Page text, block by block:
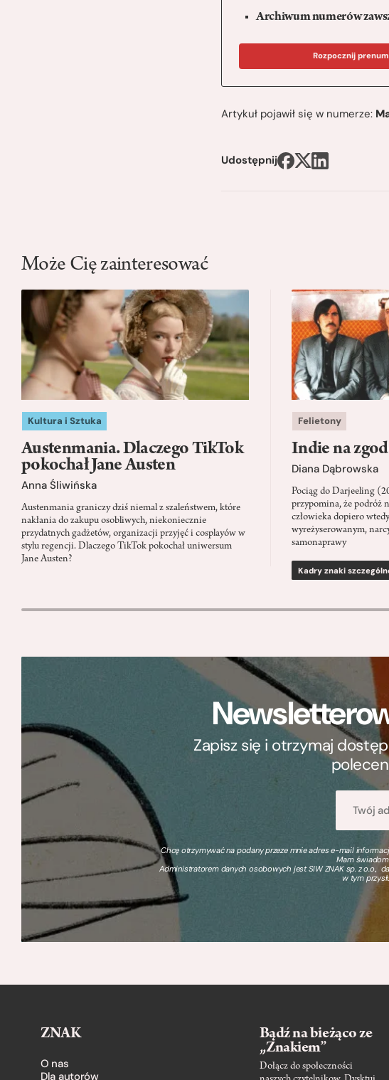
Archiwum numerów
Rozpocznij
Artykuł pojawił się w numerze:
Udostępnij
Może Cię zainteresować
Kultura i Sztuka
Austenmania. Dlaczego TikTok
pokochał Jane Austen
Anna Śliwińska
Austenmania graniczy dziś niemal z szaleństwem, które
nakłania do zakupu osobliwych, niekoniecznie
przydatnych gadżetów, organizacji przyjęć i cosplayów w
stylu regencji. Dlaczego TikTok pokochał uniwersum
Jane Austen?
Felietony
Indie na
Diana Dąbrowska
Pociąg do Darjeeling
przypomina, że podróż
człowieka dopiero
wyreżyserowanym,
samonaprawy
Kadry znaki
Zapisz się i otrzymaj
Chcę otrzymywać na podany przeze mnie adres e-mail
Mam
Administratorem danych osobowych jest SIW ZNAK sp. z o.o.,
w tym
ZNAK
O nas
Dla autorów
Bądź na bieżąco ze
„Znakiem”
Dołącz do społeczności